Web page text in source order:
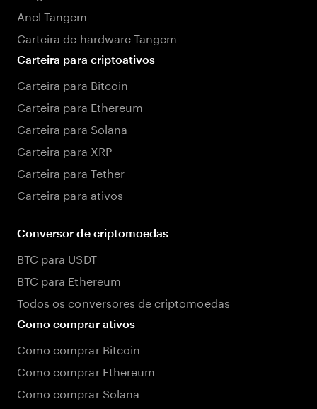
Anel Tangem
Carteira de hardware Tangem
Carteira para criptoativos
Carteira para Bitcoin
Carteira para Ethereum
Carteira para Solana
Carteira para XRP
Carteira para Tether
Carteira para ativos
Conversor de criptomoedas
BTC para USDT
BTC para Ethereum
Todos os conversores de criptomoedas
Como comprar ativos
Como comprar Bitcoin
Como comprar Ethereum
Como comprar Solana